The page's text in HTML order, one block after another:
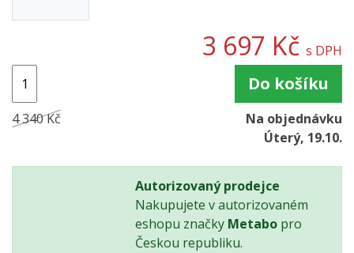
3 697 Kč s DPH
Do košíku
4 340 Kč
Na objednávku
Úterý, 19.10.
Autorizovaný prodejce
Nakupujete v autorizovaném
eshopu značky Metabo pro
Českou republiku.